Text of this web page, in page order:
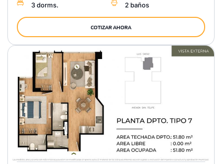
3 dorms. 2 baños
COTIZAR AHORA